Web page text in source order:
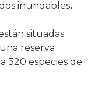
inundables.
situadas
una reserva
320 especies de